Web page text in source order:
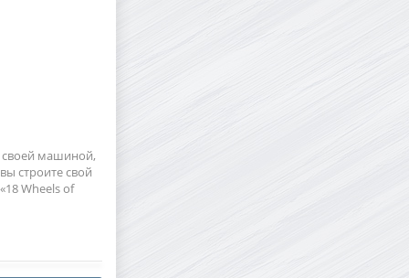
своей машиной,
строите свой
Wheels of